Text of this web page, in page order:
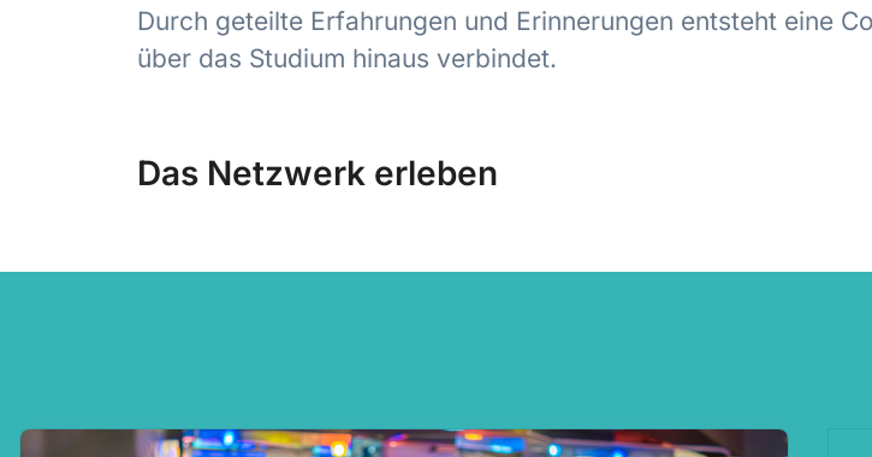
Durch geteilte Erfahrungen und Erinnerungen entsteht eine
über das Studium hinaus verbindet.
Das Netzwerk erleben